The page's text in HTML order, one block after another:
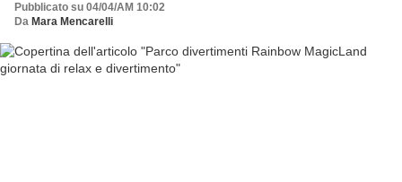
Pubblicato su 04/04/AM 10:02
Da Mara Mencarelli